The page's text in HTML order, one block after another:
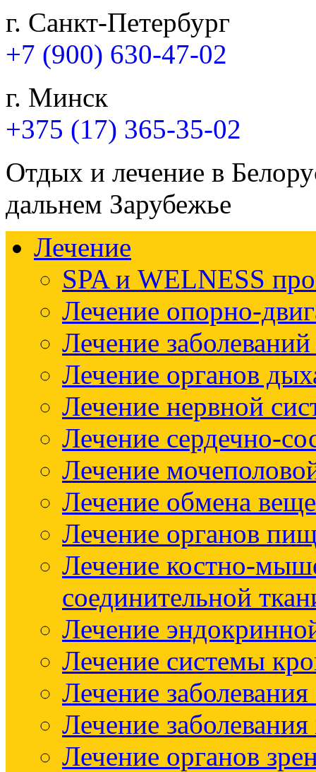
г. Санкт-Петербург
+7 (900) 630-47-02
г. Минск
+375 (17) 365-35-02
Отдых и лечение в
дальнем Зарубежье
Лечение
SPA и WELNESS
Лечение опорно-
Лечение
Лечение органов
Лечение нервной
Лечение сердечно-
Лечение
Лечение обмена
Лечение органов
Лечение костно-
соединительной
Лечение
Лечение системы
Лечение
Лечение
Лечение органов